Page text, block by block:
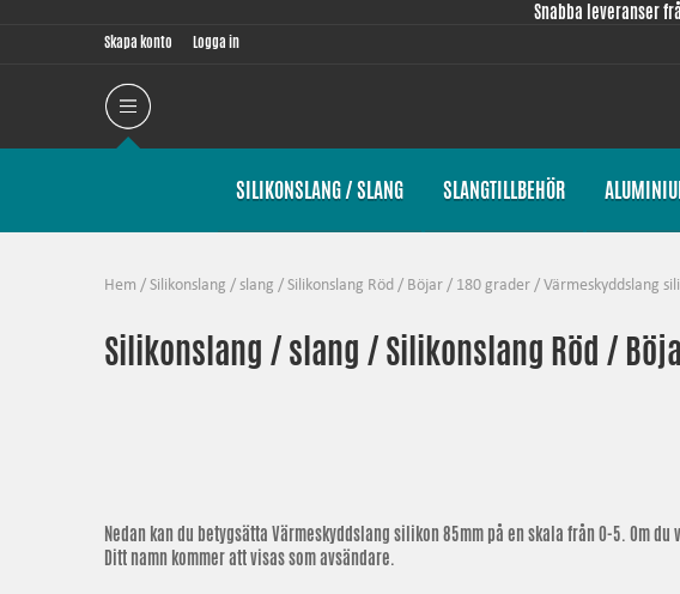
Snabba leveranser
Skapa konto Logga in
SILIKONSLANG / SLANG SLANGTILLBEHÖR
Hem / Silikonslang / slang / Silikonslang Röd / Böjar / 180 grader / Värmeskyddslang
Silikonslang / slang / Silikonslang Röd /
Nedan kan du betygsätta Värmeskyddslang silikon 85mm på en skala från 0-5. Om
Ditt namn kommer att visas som avsändare.